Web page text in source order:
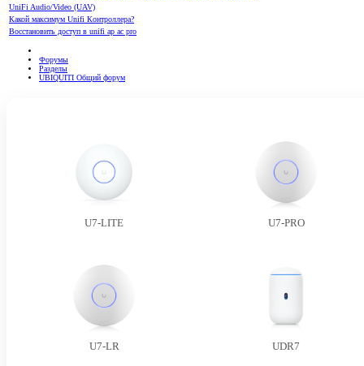
UniFi Audio/Video (UAV)
Какой максимум Unifi Контроллера?
Восстановить доступ в unifi ap ac pro
Форумы
Разделы
UBIQUITI Общий форум
U7-LITE U7-PRO
U7-LR UDR7